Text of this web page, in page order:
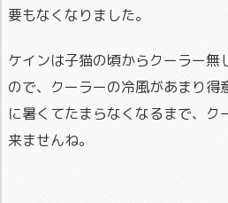
要もなくなりました。
ケインは子猫の頃からクーラー無
ので、クーラーの冷風があまり得
に暑くてたまらなくなるまで、ク
来ませんね。